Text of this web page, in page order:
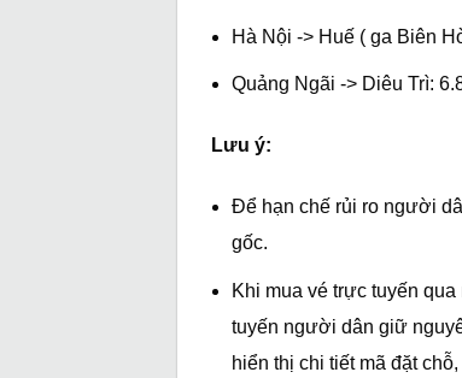
Hà Nội -> Huế ( ga Biên
Quảng Ngãi -> Diêu Trì:
Lưu ý:
Để hạn chế rủi ro người
gốc.
Khi mua vé trực tuyến
tuyến người dân giữ
hiển thị chi tiết mã đặt